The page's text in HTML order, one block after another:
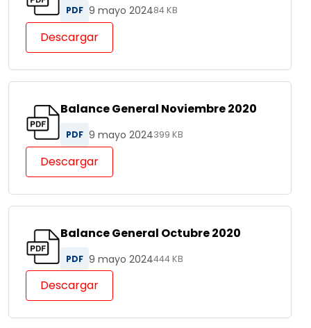
PDF 9 mayo 202484 KB
Descargar
Balance General Noviembre 2020
PDF 9 mayo 2024399 KB
Descargar
Balance General Octubre 2020
PDF 9 mayo 2024444 KB
Descargar